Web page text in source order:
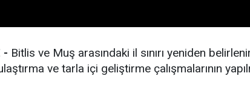
- Bitlis ve Muş arasındaki il sınırı yeniden
ve tarla içi geliştirme çalışmalarının